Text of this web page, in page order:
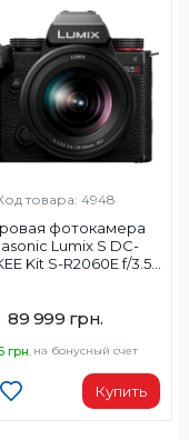
товара: 4948
фотокамера
Lumix S DC-
Kit S-R2060E f/3.5-
89 999 грн.
грн. на бонусный счет
Купить